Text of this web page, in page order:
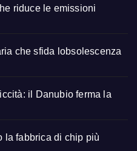
riduce le emissioni
che sfida lobsolescenza
il Danubio ferma la
la fabbrica di chip più